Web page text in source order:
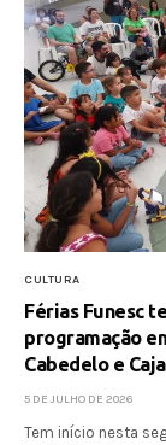
CULTURA
Férias Funesc
programação
Cabedelo e
5 DE JULHO DE 2026
Tem início nesta